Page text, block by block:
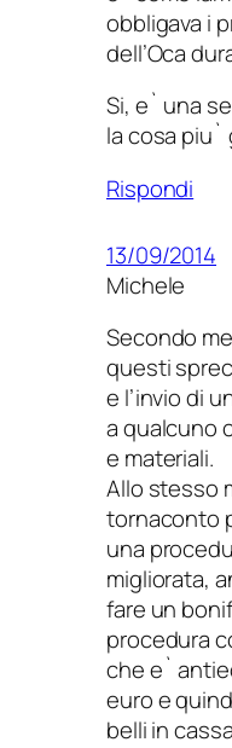
obbligava i
dell’Oca
Si, e` una
la cosa piu`
Rispondi
13/09/2014
Michele
Secondo
questi
e l’invio di
a qualcuno
e materiali.
Allo stesso
tornaconto
una
migliorata,
fare un
procedura
che e`
euro e
belli in